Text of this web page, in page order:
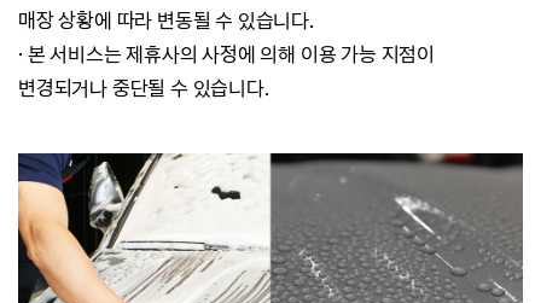
매장 상황에 따라 변동될 수 있습니다.
· 본 서비스는 제휴사의 사정에 의해 이용 가능 지점이
변경되거나 중단될 수 있습니다.